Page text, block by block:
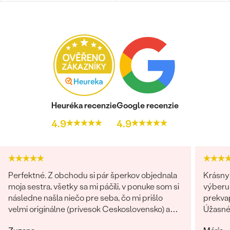
Heuréka recenzie
4.9
Google recenzie
4.9
Perfektné. Z obchodu si pár šperkov objednala
moja sestra, všetky sa mi páčili, v ponuke som si
následne našla niečo pre seba, čo mi prišlo
velmi originálne (prívesok Ceskoslovensko) a
výberu